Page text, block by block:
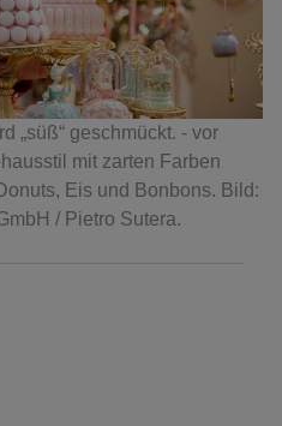
„süß“ geschmückt. - vor
mit zarten Farben
Eis und Bonbons. Bild:
/ Pietro Sutera.